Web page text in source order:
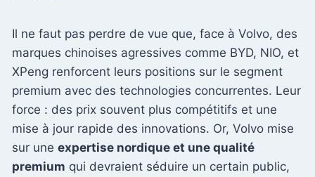
Il ne faut pas perdre de vue que, face à Volvo, des
marques chinoises agressives comme BYD, NIO, et
XPeng renforcent leurs positions sur le segment
premium avec des technologies concurrentes. Leur
force : des prix souvent plus compétitifs et une
mise à jour rapide des innovations. Or, Volvo mise
sur une expertise nordique et une qualité
premium qui devraient séduire un certain public,